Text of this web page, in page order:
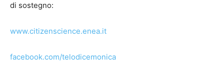
di sostegno:
www.citizenscience.enea.it
facebook.com/telodicemonica